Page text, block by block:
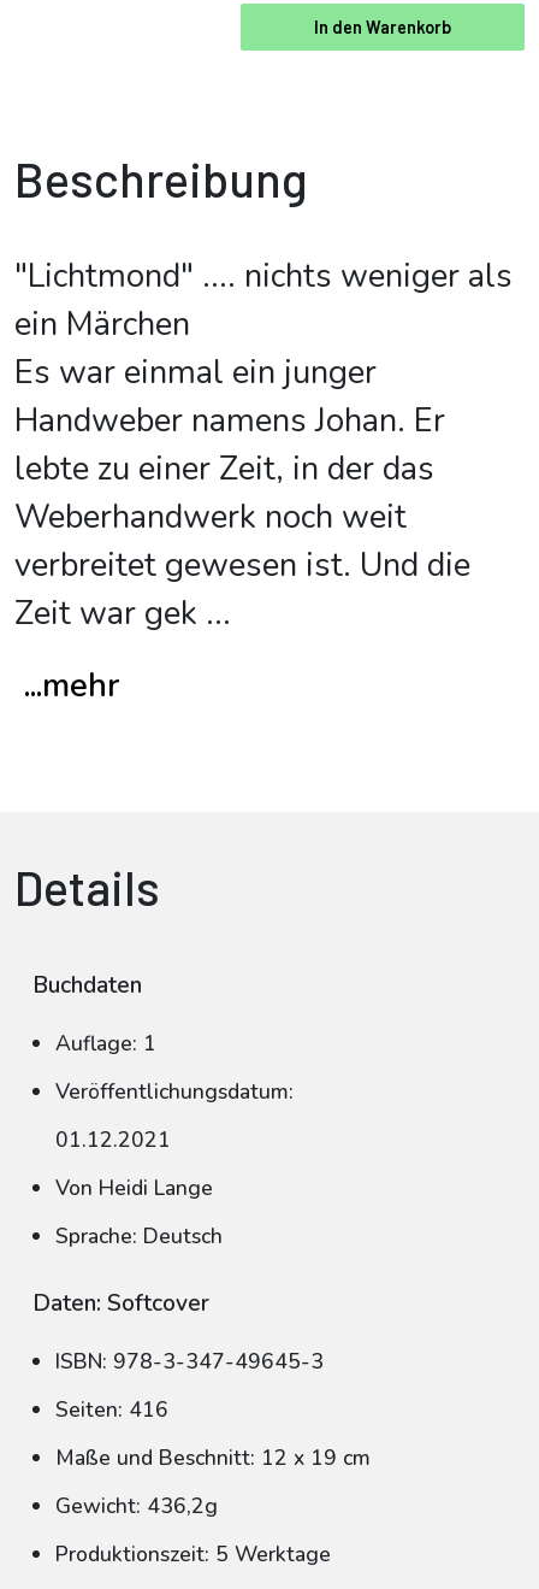
In den Warenkorb
Beschreibung
"Lichtmond" .... nichts weniger als
ein Märchen
Es war einmal ein junger
Handweber namens Johan. Er
lebte zu einer Zeit, in der das
Weberhandwerk noch weit
verbreitet gewesen ist. Und die
Zeit war gek ...
...mehr
Details
Buchdaten
Auflage: 1
Veröffentlichungsdatum:
01.12.2021
Von Heidi Lange
Sprache: Deutsch
Daten: Softcover
ISBN: 978-3-347-49645-3
Seiten: 416
Maße und Beschnitt: 12 x 19 cm
Gewicht: 436,2g
Produktionszeit: 5 Werktage